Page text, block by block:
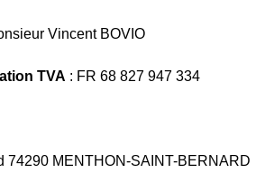
Vincent BOVIO
TVA : FR 68 827 947 334
74290 MENTHON-SAINT-BERNARD